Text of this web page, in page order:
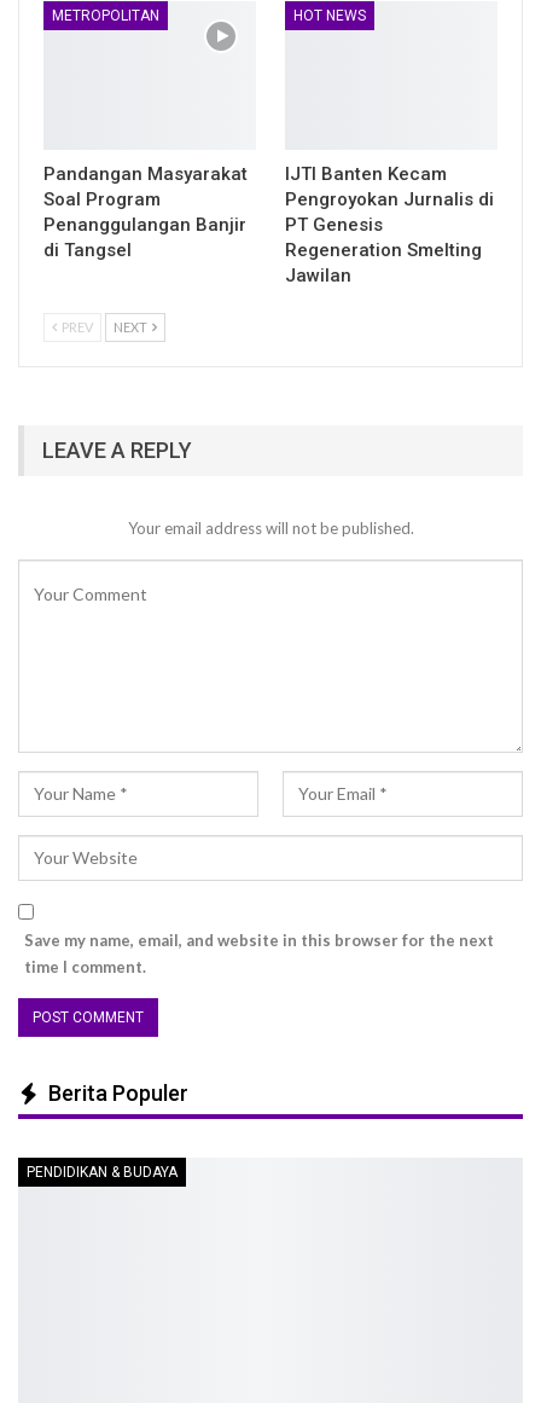
METROPOLITAN
Pandangan Masyarakat
Soal Program
Penanggulangan Banjir
di Tangsel
HOT NEWS
IJTI Banten Kecam
Pengroyokan Jurnalis di
PT Genesis
Regeneration Smelting
Jawilan
PREV NEXT
LEAVE A REPLY
Your email address will not be published.
Save my name, email, and website in this browser for the next
time I comment.
Berita Populer
PENDIDIKAN & BUDAYA